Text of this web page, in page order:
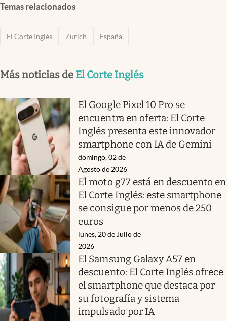
Temas relacionados
El Corte Inglés Zurich España
Más noticias de El Corte Inglés
El Google Pixel 10 Pro se
encuentra en oferta: El Corte
Inglés presenta este innovador
smartphone con IA de Gemini
domingo, 02 de
Agosto de 2026
El moto g77 está en descuento en
El Corte Inglés: este smartphone
se consigue por menos de 250
euros
lunes, 20 de Julio de
2026
El Samsung Galaxy A57 en
descuento: El Corte Inglés ofrece
el smartphone que destaca por
su fotografía y sistema
impulsado por IA